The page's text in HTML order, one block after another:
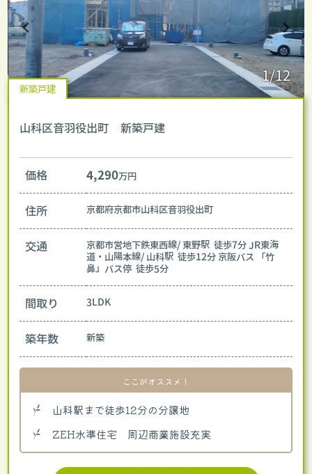
1/12
新築戸建
山科区音羽役出町 新築戸建
価格 4,290万円
住所 京都府京都市山科区音羽役出町
交通 京都市営地下鉄東西線/ 東野駅 徒歩7分 JR東海
道・山陽本線/ 山科駅 徒歩12分 京阪バス 「竹
鼻」バス停 徒歩5分
間取り 3LDK
築年数 新築
ここがオススメ！
山科駅まで徒歩12分の分譲地
ZEH水準住宅 周辺商業施設充実